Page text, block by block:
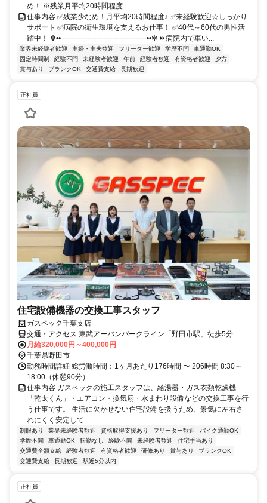
め！ ※残業月平均20時間程度
仕事内容 ✅残業少なめ！月平均20時間程度♪ ✅未経験歓迎☆しっかり
サポート ✅病院の衛生環境を支えるお仕事！ ✅40代～60代の男性活
躍中！ ✼••┈┈┈┈┈┈┈┈┈┈┈┈••✼ ⏩病院内で車い...
業界未経験者歓迎 主婦・主夫歓迎 フリーター歓迎 学歴不問
車通勤OK
固定時間制
経験不問 未経験者歓迎 午前 経験者歓迎 有資格者歓迎
夕方
賞与あり
ブランクOK 交通費支給 長期歓迎
正社員
住宅設備機器の交換工事スタッフ
ガスペック千葉支店
交通・アクセス 東武アーバンパークライン「野田市駅」徒歩5分
月給320,000円～400,000円
千葉県野田市
勤務時間詳細 総労働時間：1ヶ月あたり176時間 〜 206時間 8:30～
18:00（休憩90分）
仕事内容 ガスペックの施工スタッフは、給湯器・ガス衣類乾燥機
「乾太くん」・エアコン・換気扇・水まわり設備などの交換工事を行
う仕事です。 生活に欠かせない住宅設備を扱うため、景気に左右さ
れにくく安定して...
制服あり 業界未経験者歓迎 資格取得支援あり フリーター歓迎
バイク通勤OK
学歴不問
車通勤OK 転勤なし 経験不問 未経験者歓迎
住宅手当あり
交通費全額支給
経験者歓迎 有資格者歓迎 研修あり 賞与あり
ブランクOK
交通費支給
長期歓迎 駅近5分以内
正社員